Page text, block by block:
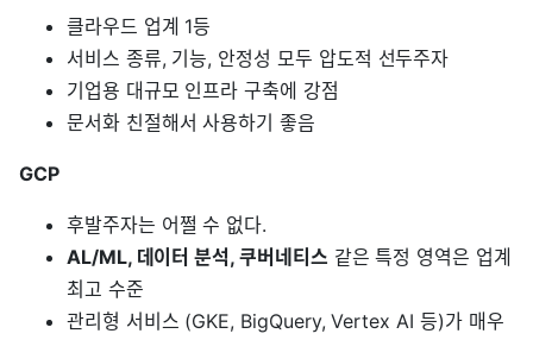
클라우드 업계 1등
서비스 종류, 기능, 안정성 모두 압도적 선두주자
기업용 대규모 인프라 구축에 강점
문서화 친절해서 사용하기 좋음
GCP
후발주자는 어쩔 수 없다.
AL/ML, 데이터 분석, 쿠버네티스 같은 특정 영역은 업계
최고 수준
관리형 서비스 (GKE, BigQuery, Vertex AI 등)가 매우